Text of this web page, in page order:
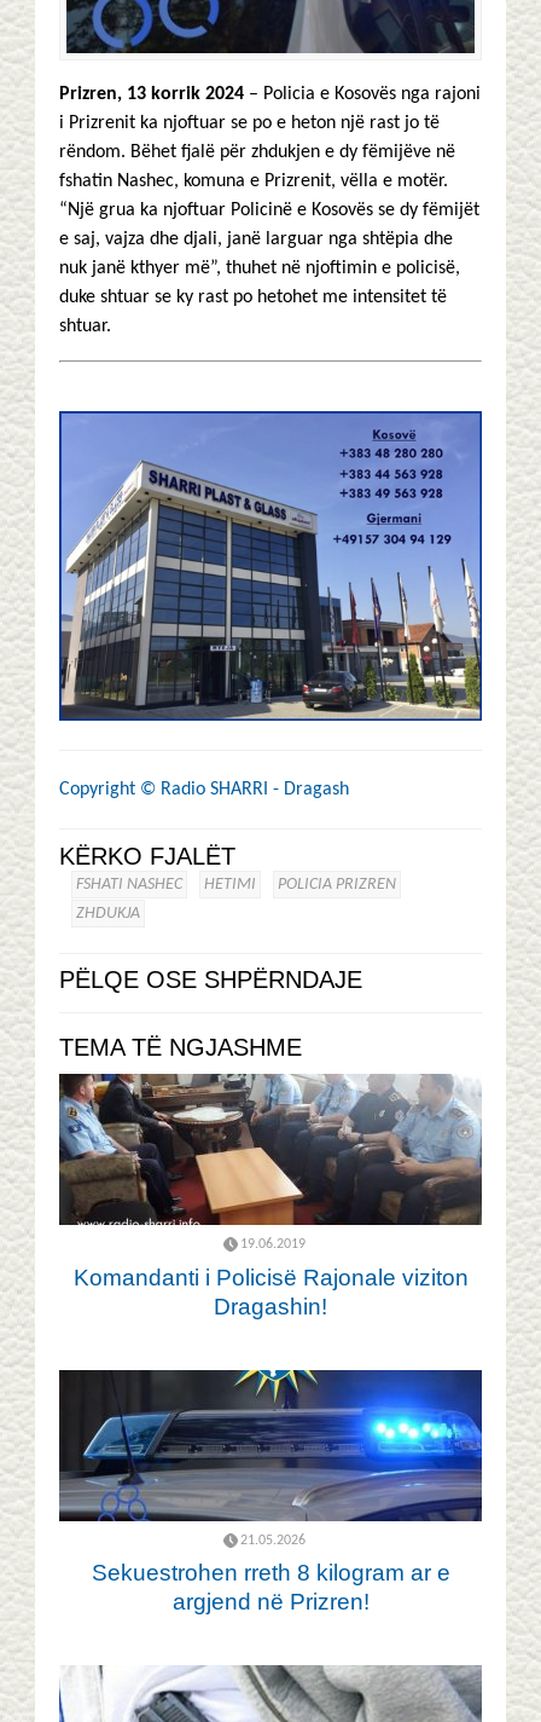
Prizren, 13 korrik 2024 – Policia e Kosovës nga rajoni
i Prizrenit ka njoftuar se po e heton një rast jo të
rëndom. Bëhet fjalë për zhdukjen e dy fëmijëve në
fshatin Nashec, komuna e Prizrenit, vëlla e motër.
“Një grua ka njoftuar Policinë e Kosovës se dy fëmijët
e saj, vajza dhe djali, janë larguar nga shtëpia dhe
nuk janë kthyer më”, thuhet në njoftimin e policisë,
duke shtuar se ky rast po hetohet me intensitet të
shtuar.
Copyright © Radio SHARRI - Dragash
KËRKO FJALËT
FSHATI NASHEC HETIMI
POLICIA PRIZREN
ZHDUKJA
PËLQE OSE SHPËRNDAJE
TEMA TË NGJASHME
19.06.2019
Komandanti i Policisë Rajonale viziton
Dragashin!
21.05.2026
Sekuestrohen rreth 8 kilogram ar e
argjend në Prizren!